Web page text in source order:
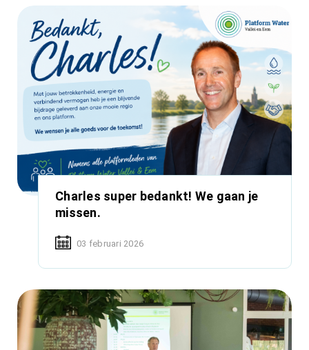
Charles super bedankt! We gaan je
missen.
03 februari 2026